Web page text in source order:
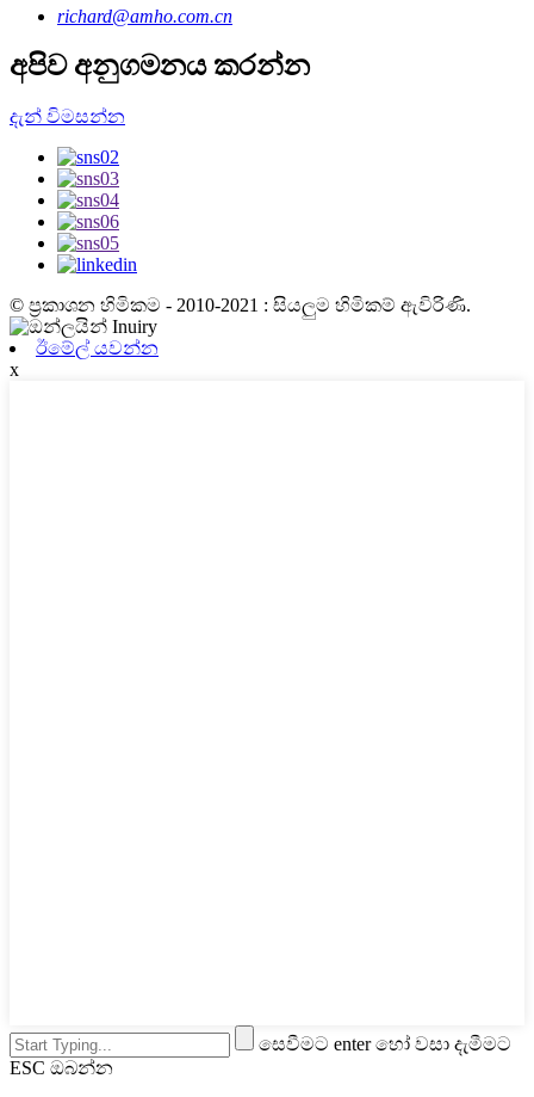
richard@amho.com.cn
අපිව අනුගමනය කරන්න
දැන් විමසන්න
© ප්‍රකාශන හිමිකම - 2010-2021 : සියලුම හිමිකම් ඇවිරිණි.
ඊමේල් යවන්න
x
සෙවීමට enter හෝ වසා දැමීමට
ESC ඔබන්න